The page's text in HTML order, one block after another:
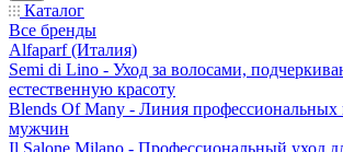
Каталог
Все бренды
Alfaparf (Италия)
Semi di Lino - Уход за волосами,
естественную красоту
Blends Of Many - Линия профессиональных
мужчин
Il Salone Milano - Профессиональный уход